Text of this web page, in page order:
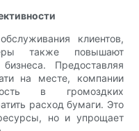
клиентов,
также повышают
Предоставляя
на месте, компании
в громоздких
расход бумаги. Это
но и упрощает